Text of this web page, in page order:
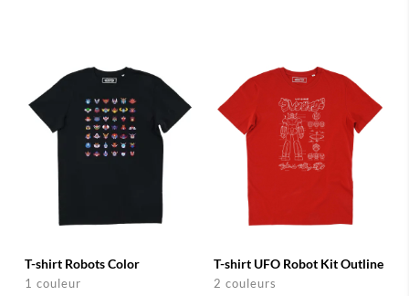
T-shirt Robots Color
1 couleur
T-shirt UFO Robot Kit Outline
2 couleurs